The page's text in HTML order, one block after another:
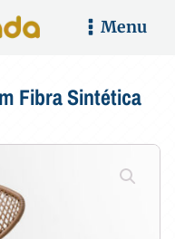
Menu
Fibra Sintética